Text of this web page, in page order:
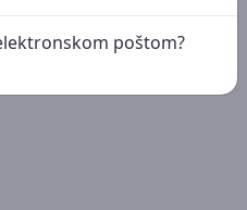
poštom?